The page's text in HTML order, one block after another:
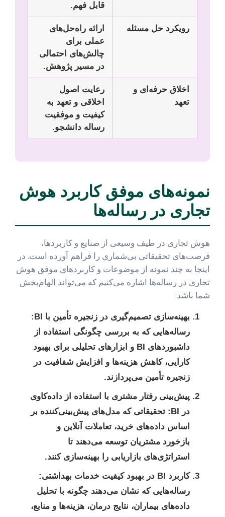
قابل فهم.
رویکرد حل مسئله
ارائه راه‌حل‌های
عملی برای
چالش‌های احتمالی
در مسیر پژوهش.
اخلاق حرفه‌ای و
تعهد
رعایت اصول
اخلاقی و تعهد به
کیفیت و موفقیت
رساله دانشجو.
نمونه‌های موفق کاربرد هوش
تجاری در رساله‌ها
هوش تجاری در طیف وسیعی از صنایع و کاربردها،
فرصت‌های تحقیقاتی بی‌شماری را فراهم آورده است. در
اینجا به چند نمونه از موضوعات و کاربردهای موفق هوش
تجاری در رساله‌ها اشاره می‌کنیم که می‌تواند الهام‌بخش
شما باشد:
بهینه‌سازی تصمیم‌گیری در زنجیره تأمین با BI:
رساله‌هایی که به بررسی چگونگی استفاده از
داشبوردهای BI و ابزارهای تحلیلی برای بهبود
کارایی، کاهش هزینه‌ها و افزایش شفافیت در
زنجیره تأمین می‌پردازند.
پیش‌بینی رفتار مشتری با استفاده از داده‌کاوی
در BI:
تحقیقاتی که مدل‌های پیش‌بینی‌کننده بر
اساس داده‌های خرید، تعاملات آنلاین و
بازخورد مشتریان توسعه می‌دهند تا
استراتژی‌های بازاریابی را بهینه‌سازی کنند.
کاربرد BI در بهبود کیفیت خدمات بهداشتی:
رساله‌هایی که نشان می‌دهند چگونه با تحلیل
داده‌های بیماران، نتایج درمان، هزینه‌ها و منابع،